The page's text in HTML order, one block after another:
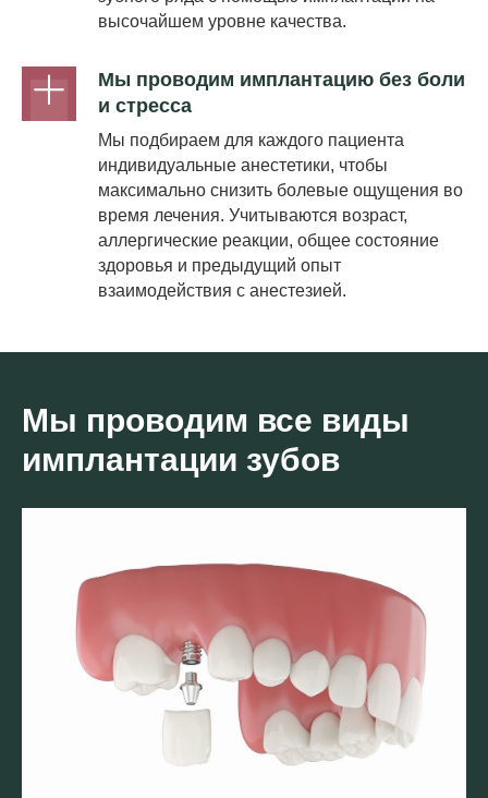
высочайшем уровне качества.
Мы проводим имплантацию без боли
и стресса
Мы подбираем для каждого пациента
индивидуальные анестетики, чтобы
максимально снизить болевые ощущения во
время лечения. Учитываются возраст,
аллергические реакции, общее состояние
здоровья и предыдущий опыт
взаимодействия с анестезией.
Мы проводим все виды
имплантации зубов